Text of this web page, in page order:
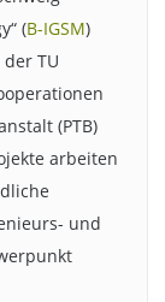
(B-IGSM)
TU
(PTB)
arbeiten
und